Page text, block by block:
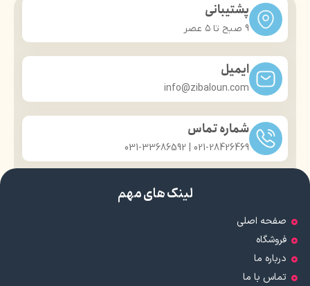
پشتیبانی
9 صبح تا ۵ عصر
ایمیل
info@zibaloun.com
شماره تماس
021-28426469 | 031-33686592
لینک های مهم
صفحه اصلی
فروشگاه
درباره ما
تماس با ما